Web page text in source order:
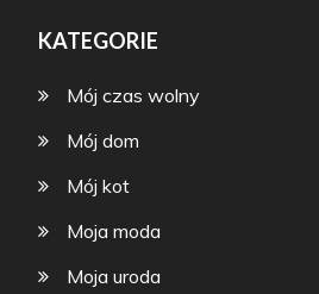
KATEGORIE
Mój czas wolny
Mój dom
Mój kot
Moja moda
Moja uroda